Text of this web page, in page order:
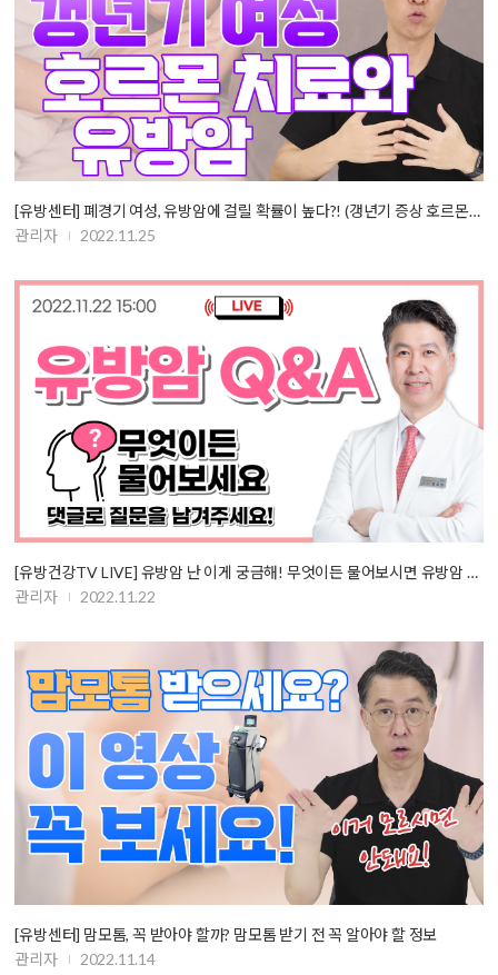
[유방센터] 폐경기 여성, 유방암에 걸릴 확률이 높다?! (갱년기 증상 호르몬…
관리자
2022.11.25
[유방건강TV LIVE] 유방암 난 이게 궁금해! 무엇이든 물어보시면 유방암 명…
관리자
2022.11.22
[유방센터] 맘모톰, 꼭 받아야 할까? 맘모톰 받기 전 꼭 알아야 할 정보
관리자
2022.11.14